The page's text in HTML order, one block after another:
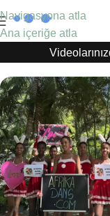
Navigasyona atla
Ana içeriğe atla